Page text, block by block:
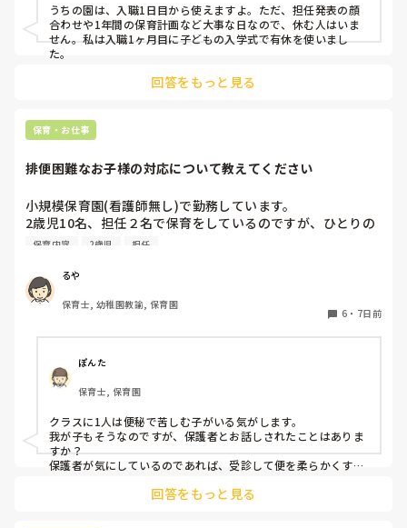
うちの園は、入職1日目から使えますよ。ただ、担任発表の顔
合わせや1年間の保育計画など大事な日なので、休む人はいま
せん。私は入職1ヶ月目に子どもの入学式で有休を使いまし
た。
回答をもっと見る
保育・お仕事
排便困難なお子様の対応について教えてください
小規模保育園(看護師無し)で勤務しています。
2歳児10名、担任２名で保育をしているのですが、ひとりの
お子様が排便困難で2日に1回ほど、20〜30分の間「うん
す。
なかなか出ず苦しそうです。
室内にいる時であれば良いのですが、散歩中にも突然起こり
その都度保育士が１名そこにつく形になるため、昨日は散歩
を途中で切り上げ園へ戻りました。
このようなお子様のいらっしゃる園の経験者の方はいらっし
ゃいますか？
今まで看護師のいる園にいたこともあり、散歩先の時は迎え
に来てもらうなどしていました。
色々なご経験のお話しを聞けたら嬉しいです。
保育内容 2歳児 担任
るや
保育士, 幼稚園教諭, 保育園
6 ・ 7日前
ぽんた
保育士, 保育園
クラスに1人は便秘で苦しむ子がいる気がします。
我が子もそうなのですが、保護者とお話しされたことはありま
すか？
保護者が気にしているのであれば、受診して便を柔らかくする
じた便秘薬をもらうことをお勧めします。
回答をもっと見る